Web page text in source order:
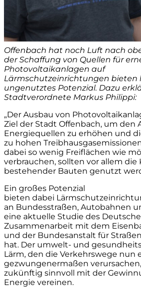
Offenbach hat noch Luft nach
derSchaffung von Quellen für
Photovoltaikanlagen auf
Lärmschutzeinrichtungen bieten
ungenutztes Potenzial. Dazu
Stadtverordnete Markus Philippi:
„Der Ausbau von
Ziel der Stadt Offenbach, um den
Energiequellen zu erhöhen und
zu hohen Treibhausgasemissione
dabei so wenig Freiflächen wie
verbrauchen, sollten vor allem die
bestehender Bauten genutzt
Ein großes Potenzial
bieten dabei
an Bundesstraßen, Autobahnen
eine aktuelle Studie des
Zusammenarbeit mit dem
und der Bundesanstalt für
hat. Der umwelt- und
Lärm, den die Verkehrswege nun
gezwungenermaßen
zukünftig sinnvoll mit der
Energie vereinen.